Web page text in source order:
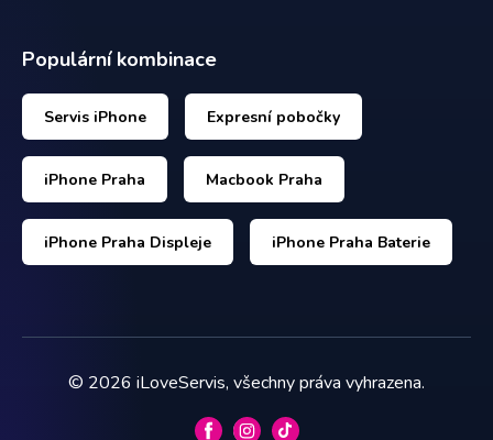
Populární kombinace
Servis iPhone Expresní pobočky
iPhone Praha Macbook Praha
iPhone Praha Displeje iPhone Praha Baterie
© 2026 iLoveServis, všechny práva vyhrazena.